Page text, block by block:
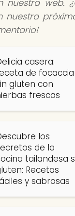
nuestra web.
nuestra
casera:
de focaccia
gluten con
frescas
los
de la
tailandesa
Recetas
y sabrosas